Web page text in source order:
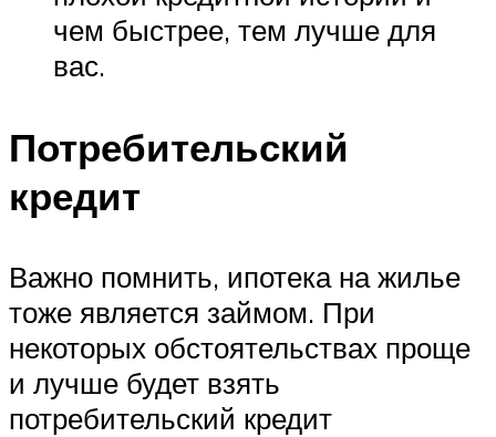
чем быстрее, тем лучше для
вас.
Потребительский
кредит
Важно помнить, ипотека на жилье
тоже является займом. При
некоторых обстоятельствах проще
и лучше будет взять
потребительский кредит